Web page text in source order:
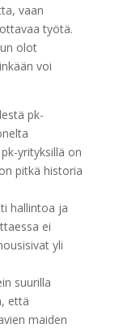
vaan
työtä.
olot
voi
pk-
yrityksillä on
pitkä historia
hallintoa ja
ei
yli
suurilla
että
maiden